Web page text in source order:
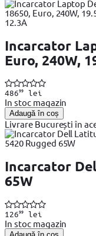
Incarcator
Euro, 240W,
48699lei
In stoc magazin
Adaugă în coș
Livrare București în
Incarcator
65W
12699lei
In stoc magazin